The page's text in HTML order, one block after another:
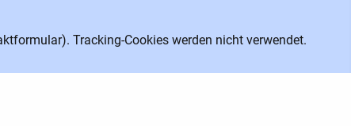
Tracking-Cookies werden nicht verwendet.